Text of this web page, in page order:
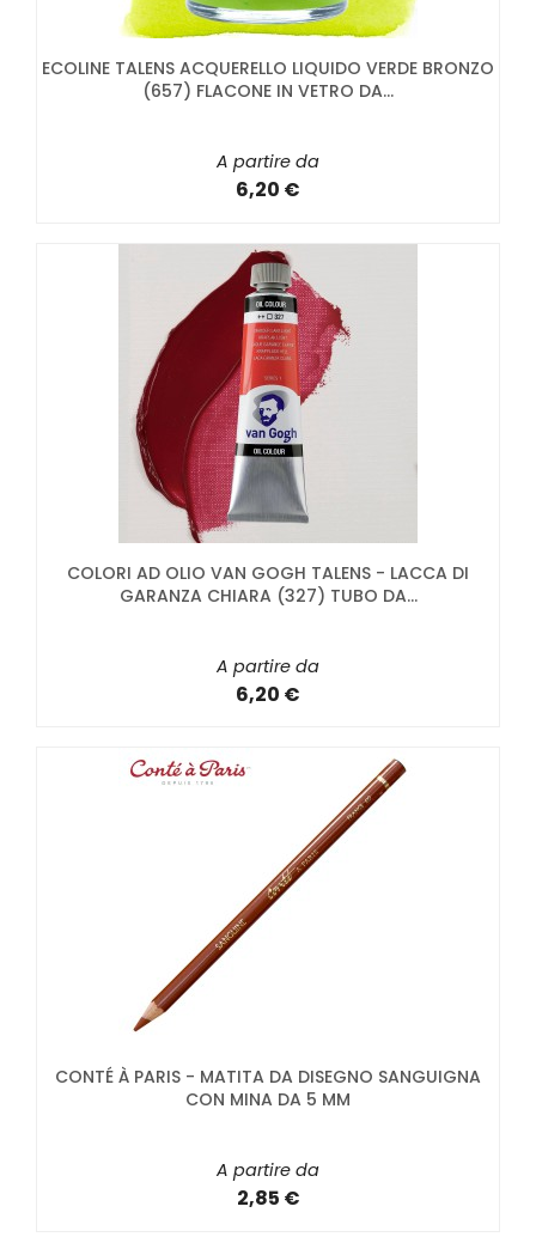
ECOLINE TALENS ACQUERELLO LIQUIDO VERDE BRONZO
(657) FLACONE IN VETRO DA...
A partire da
6,20 €
COLORI AD OLIO VAN GOGH TALENS - LACCA DI
GARANZA CHIARA (327) TUBO DA...
A partire da
6,20 €
CONTÉ À PARIS - MATITA DA DISEGNO SANGUIGNA
CON MINA DA 5 MM
A partire da
2,85 €